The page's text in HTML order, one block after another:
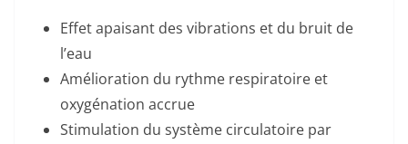
Effet apaisant des vibrations et du bruit de
l’eau
Amélioration du rythme respiratoire et
oxygénation accrue
Stimulation du système circulatoire par